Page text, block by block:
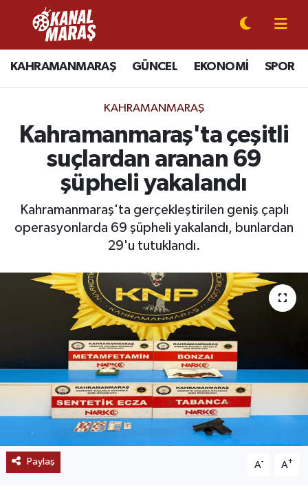
KAHRAMANMARAŞ GÜNCEL EKONOMİ SPOR
KAHRAMANMARAŞ
Kahramanmaraş'ta çeşitli
suçlardan aranan 69
şüpheli yakalandı
Kahramanmaraş'ta gerçekleştirilen geniş çaplı
operasyonlarda 69 şüpheli yakalandı, bunlardan
29'u tutuklandı.
Paylaş A- A+
CANLI YAYIN
KAHRAMANMARAŞ
SPOR
SİYASET
EKONOMİ
MAGAZİN
SAĞLIK
EĞİTİM
BÖLGE
POPÜLER
Kahramanmaraş Nöbetçi Eczaneler
Kahramanmaraş Hava Durumu
Kahramanmaraş Trafik Yoğunluk Haritası
Süper Lig Puan Durumu ve Fikstür
Tüm Manşetler
Haber Arşivi